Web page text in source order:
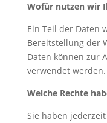
Wofür nutzen wir
Ein Teil der Daten
Bereitstellung der
Daten können zur
verwendet werden.
Welche Rechte
Sie haben